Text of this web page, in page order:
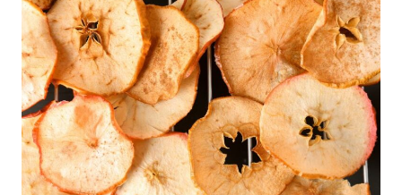
um prato irresistível, não podemos negar, né! Agora,
imagine a possibilidade de prepará-lo de uma forma
inovadora: na Airfryer. Essa técnica proporciona uma
casquinha crocante por fora e um recheio suculento por
dentro. Sem contar nos diversos benefícios à saúde